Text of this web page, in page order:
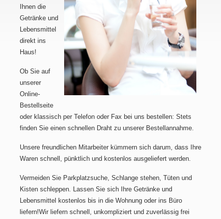
Ihnen die
Getränke und
Lebensmittel
direkt ins
Haus!
Ob Sie auf
unserer
Online-
Bestellseite
oder klassisch per Telefon oder Fax bei uns bestellen: Stets
finden Sie einen schnellen Draht zu unserer Bestellannahme.
Unsere freundlichen Mitarbeiter kümmern sich darum, dass Ihre
Waren schnell, pünktlich und kostenlos ausgeliefert werden.
Vermeiden Sie Parkplatzsuche, Schlange stehen, Tüten und
Kisten schleppen. Lassen Sie sich Ihre Getränke und
Lebensmittel kostenlos bis in die Wohnung oder ins Büro
liefern!Wir liefern schnell, unkompliziert und zuverlässig frei